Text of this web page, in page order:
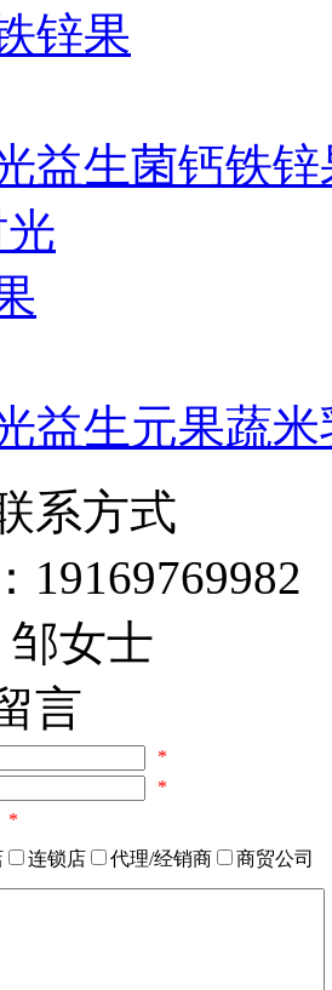
益生菌钙铁
益生元果蔬米
系方式
19169769982
邹女士
言
*
*
*
连锁店 代理/经销商
商贸公司